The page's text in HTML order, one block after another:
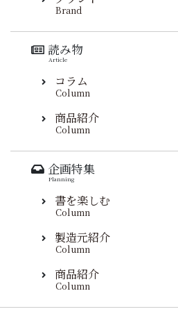
Brand
読み物
Article
コラム
Column
商品紹介
Column
企画特集
Planning
書を楽しむ
Column
製造元紹介
Column
商品紹介
Column